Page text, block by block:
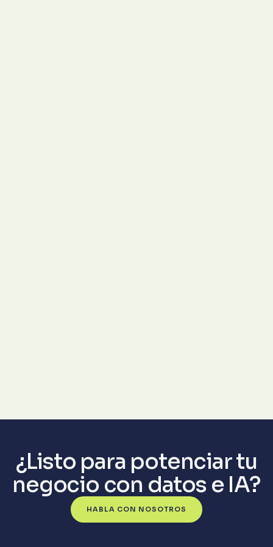
¿Listo para potenciar tu
negocio con datos e IA?
HABLA CON NOSOTROS